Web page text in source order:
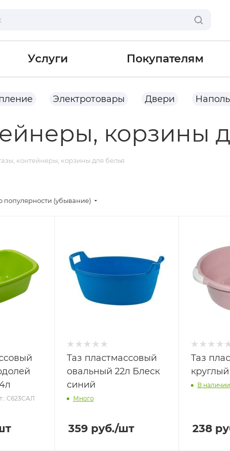
Услуги Покупателям
Электротовары Двери
корзины
контейнеры, корзины для белья
популярности (убывание)
С623САЛ
Таз пластмассовый
овальный 22л Блеск
синий
Много
359 руб./шт
Таз
В наличии
238